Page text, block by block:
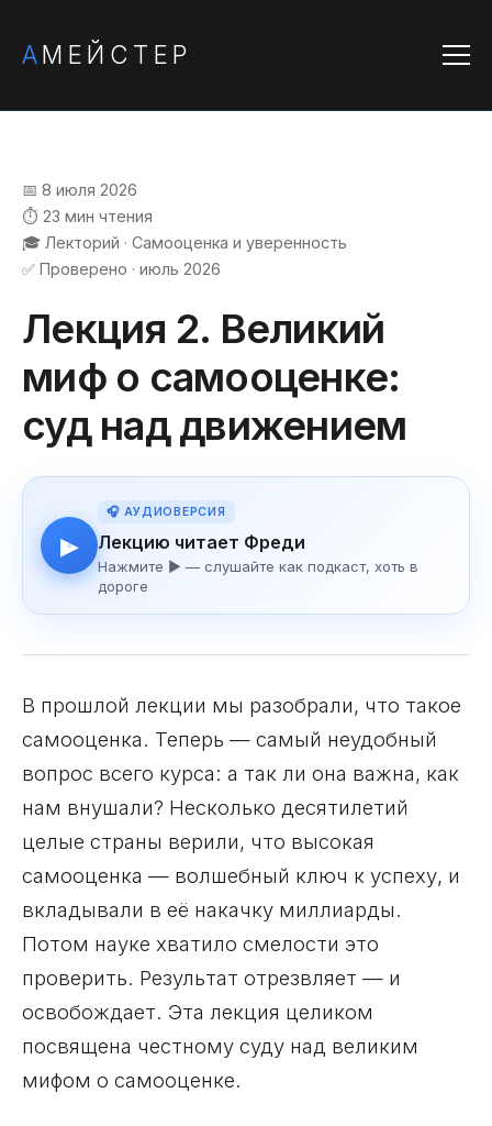
АМЕЙСТЕР
📅 8 июля 2026
⏱️ 23 мин чтения
🎓 Лекторий · Самооценка и уверенность
✅ Проверено · июль 2026
Лекция 2. Великий
миф о самооценке:
суд над движением
▶
🎧 АУДИОВЕРСИЯ
Лекцию читает Фреди
Нажмите ▶ — слушайте как подкаст, хоть в
дороге
В прошлой лекции мы разобрали, что такое
самооценка. Теперь — самый неудобный
вопрос всего курса: а так ли она важна, как
нам внушали? Несколько десятилетий
целые страны верили, что высокая
самооценка — волшебный ключ к успеху, и
вкладывали в её накачку миллиарды.
Потом науке хватило смелости это
проверить. Результат отрезвляет — и
освобождает. Эта лекция целиком
посвящена честному суду над великим
мифом о самооценке.